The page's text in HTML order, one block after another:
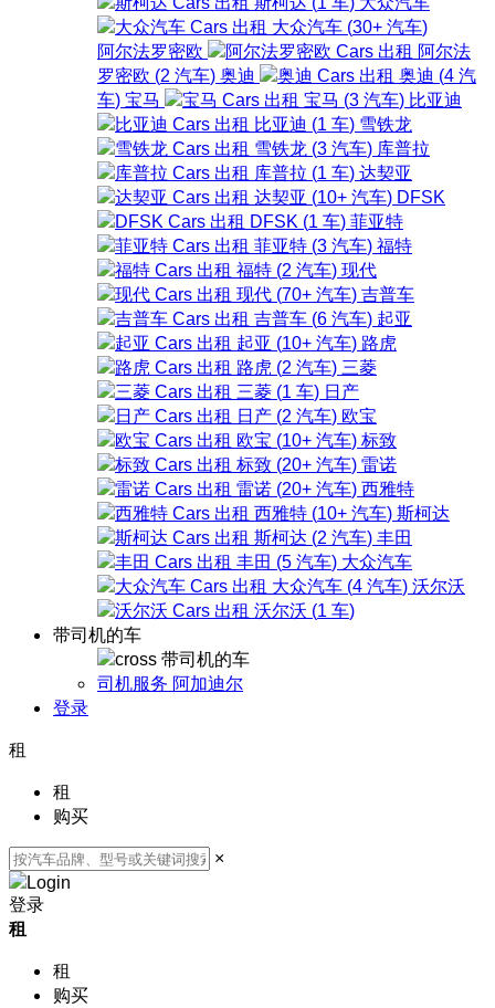
大众汽车 (30+ 汽车)
阿尔法罗密欧
阿尔法
罗密欧 (2 汽车) 奥迪 奥迪 (4 汽
车) 宝马 宝马 (3 汽车) 比亚迪
比亚迪 (1 车) 雪铁龙
雪铁龙 (3 汽车) 库普拉
库普拉 (1 车) 达契亚
达契亚 (10+ 汽车) DFSK
DFSK (1 车) 菲亚特
菲亚特 (3 汽车) 福特
福特 (2 汽车) 现代
现代 (70+ 汽车) 吉普车
吉普车 (6 汽车) 起亚
起亚 (10+ 汽车) 路虎
路虎 (2 汽车) 三菱
三菱 (1 车) 日产
日产 (2 汽车) 欧宝
欧宝 (10+ 汽车) 标致
标致 (20+ 汽车) 雷诺
雷诺 (20+ 汽车) 西雅特
西雅特 (10+ 汽车) 斯柯达
斯柯达 (2 汽车) 丰田
丰田 (5 汽车) 大众汽车
大众汽车 (4 汽车) 沃尔沃
沃尔沃 (1 车)
带司机的车
带司机的车
司机服务 阿加迪尔
登录
租
租
购买
×
登录
租
租
购买